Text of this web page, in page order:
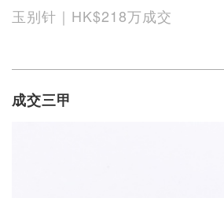
玉别针｜HK$218万成交
成交三甲